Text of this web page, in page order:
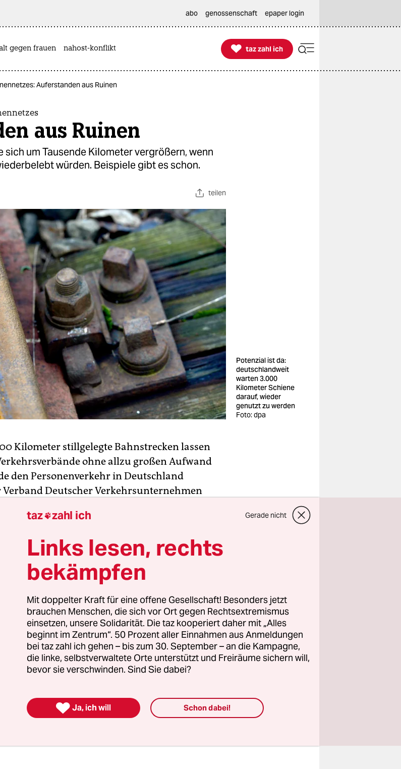
abo genossenschaft epaper login
gegen frauen nahost-konflikt 
taz zahl ich
taz zahl ich
Auferstanden aus Ruinen
aus Ruinen
sich um Tausende Kilometer vergrößern, wenn
würden. Beispiele gibt es schon.
teilen
Potenzial ist da:
deutschlandweit
warten 3.000
Kilometer Schiene
darauf, wieder
genutzt zu werden
Foto: dpa
Kilometer stillgelegte Bahnstrecken lassen
ohne allzu großen Aufwand
den Personenverkehr in Deutschland
Verband Deutscher Verkehrsunternehmen
mit.
Lücken im deutschen Schienennetz
Passagierzahlen besser bewältigt
taz zahl ich Gerade nicht
Links lesen, rechts
bekämpfen
Mit doppelter Kraft für eine offene Gesellschaft! Besonders jetzt
brauchen Menschen, die sich vor Ort gegen Rechtsextremismus
einsetzen, unsere Solidarität. Die taz kooperiert daher mit „Alles
beginnt im Zentrum“. 50 Prozent aller Einnahmen aus Anmeldungen
bei taz zahl ich gehen – bis zum 30. September – an die Kampagne,
die linke, selbstverwaltete Orte unterstützt und Freiräume sichern will,
bevor sie verschwinden. Sind Sie dabei?
 Ja, ich will Schon dabei!